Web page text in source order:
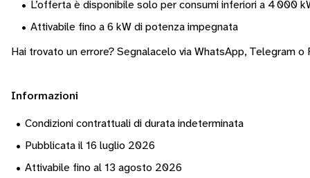
• L’offerta è disponibile solo per consumi inferiori a 4 000
• Attivabile fino a 6 kW di potenza impegnata
Hai trovato un errore? Segnalacelo via WhatsApp, Telegram o
Informazioni
• Condizioni contrattuali di durata indeterminata
• Pubblicata il 16 luglio 2026
• Attivabile fino al 13 agosto 2026